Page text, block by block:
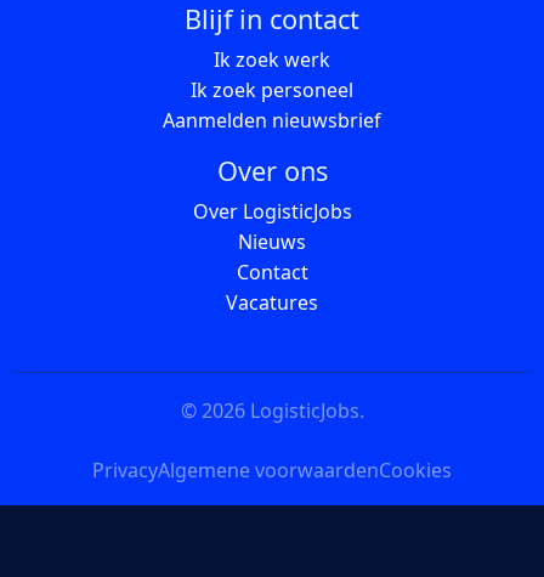
Blijf in contact
Ik zoek werk
Ik zoek personeel
Aanmelden nieuwsbrief
Over ons
Over LogisticJobs
Nieuws
Contact
Vacatures
© 2026 LogisticJobs.
PrivacyAlgemene voorwaardenCookies